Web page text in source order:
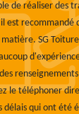
de réaliser des
est recommandé
SG
renseignements
le téléphoner
délais qui ont été